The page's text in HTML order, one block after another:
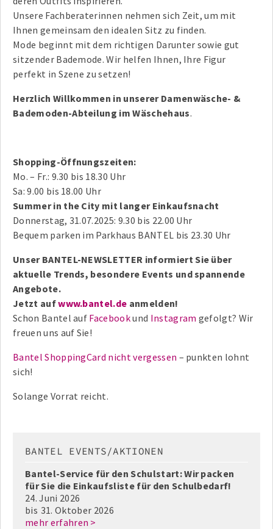
Unsere Fachberaterinnen nehmen sich Zeit, um mit
Ihnen gemeinsam den idealen Sitz zu finden.
Mode beginnt mit dem richtigen Darunter sowie gut
sitzender Bademode. Wir helfen Ihnen, Ihre Figur
perfekt in Szene zu setzen!
Herzlich Willkommen in unserer Damenwäsche- &
Bademoden-Abteilung im Wäschehaus.
Shopping-Öffnungszeiten:
Mo. – Fr.: 9.30 bis 18.30 Uhr
Sa: 9.00 bis 18.00 Uhr
Summer in the City mit langer Einkaufsnacht
Donnerstag, 31.07.2025: 9.30 bis 22.00 Uhr
Bequem parken im Parkhaus BANTEL bis 23.30 Uhr
Unser BANTEL-NEWSLETTER informiert Sie über
aktuelle Trends, besondere Events und spannende
Angebote.
Jetzt aufwww.bantel.de anmelden!
Schon Bantel auf Facebookund Instagram gefolgt? Wir
freuen uns auf Sie!
Bantel ShoppingCard nicht vergessen – punkten lohnt
sich!
Solange Vorrat reicht.
BANTEL EVENTS/AKTIONEN
Bantel-Service für den Schulstart: Wir packen
für Sie die Einkaufsliste für den Schulbedarf!
24. Juni 2026
bis 31. Oktober 2026
mehr erfahren >